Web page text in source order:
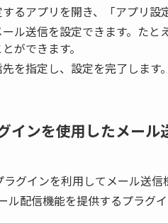
るアプリを開き、「アプリ設
ル送信を設定できます。た
ができます。
を指定し、設定を完了します。
ンを使用したメール
グインを利用してメール送
ル配信機能を提供するプラグ